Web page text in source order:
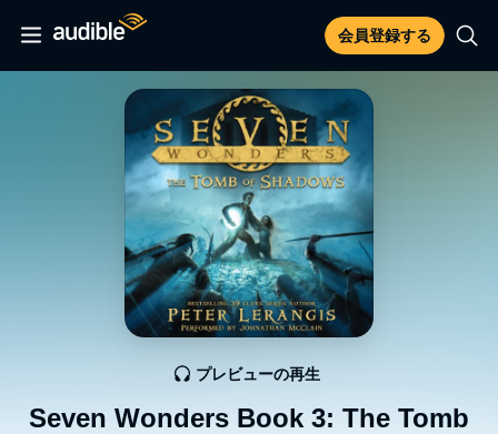
会員登録する
Seven Wonders Book 3: The Tomb
プレビューの再生